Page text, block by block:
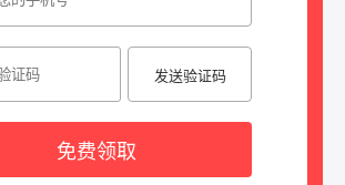
发送验证码
免费领取